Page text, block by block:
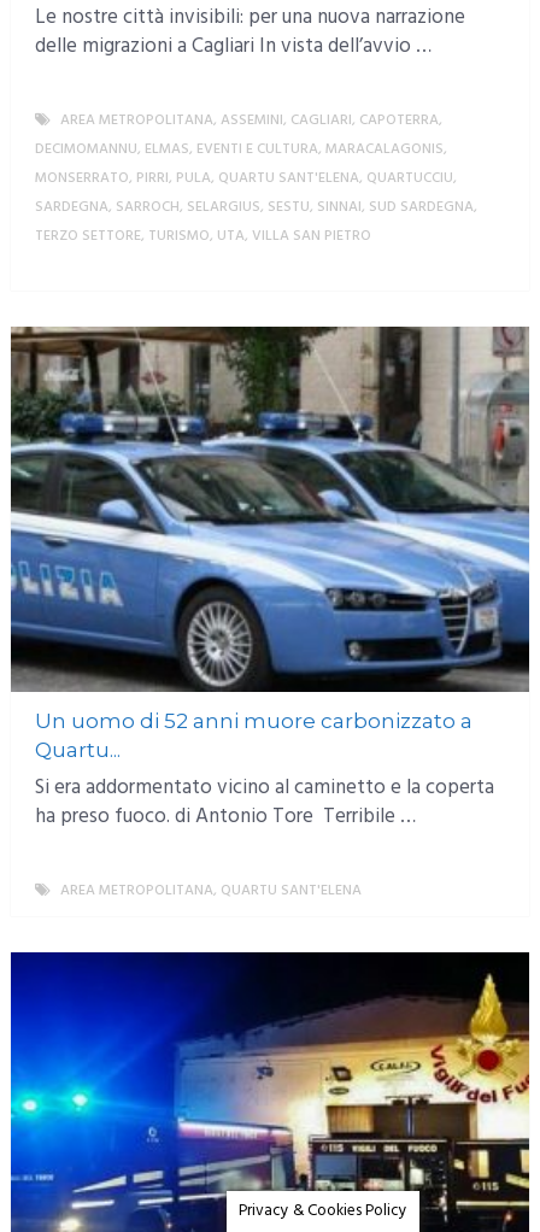
Le nostre città invisibili: per una nuova narrazione
delle migrazioni a Cagliari In vista dell’avvio …
AREA METROPOLITANA, ASSEMINI, CAGLIARI, CAPOTERRA,
DECIMOMANNU, ELMAS, EVENTI E CULTURA, MARACALAGONIS,
MONSERRATO, PIRRI, PULA, QUARTU SANT'ELENA, QUARTUCCIU,
SARDEGNA, SARROCH, SELARGIUS, SESTU, SINNAI, SUD SARDEGNA,
TERZO SETTORE, TURISMO, UTA, VILLA SAN PIETRO
Un uomo di 52 anni muore carbonizzato a
Quartu...
Si era addormentato vicino al caminetto e la coperta
ha preso fuoco. di Antonio Tore Terribile …
AREA METROPOLITANA, QUARTU SANT'ELENA
Privacy & Cookies Policy